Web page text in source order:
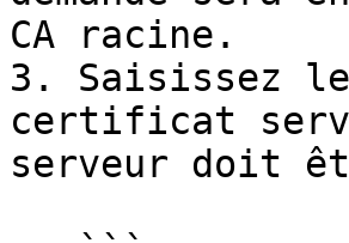
CA racine.
3. Saisissez
certificat
serveur doit